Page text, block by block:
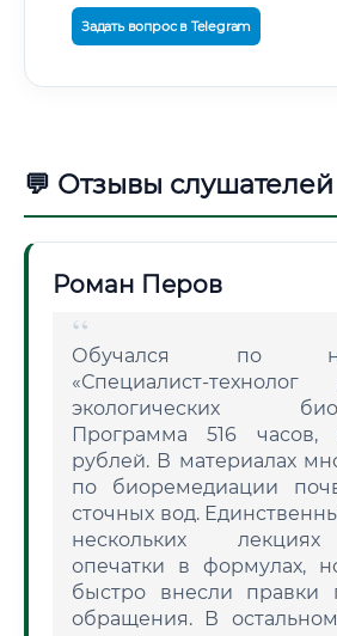
Задать вопрос в Telegram
💬 Отзывы слушателей
Роман Перов
Обучался по
«Специалист-
экологических
Программа 516 часов,
рублей. В материалах
по биоремедиации
сточных вод.
нескольких
опечатки в формулах,
быстро внесли правки
обращения. В